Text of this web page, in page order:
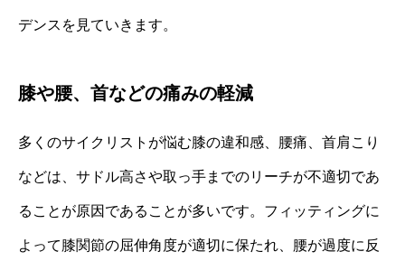
デンスを見ていきます。
膝や腰、首などの痛みの軽減
多くのサイクリストが悩む膝の違和感、腰痛、首肩こり
などは、サドル高さや取っ手までのリーチが不適切であ
ることが原因であることが多いです。フィッティングに
よって膝関節の屈伸角度が適切に保たれ、腰が過度に反